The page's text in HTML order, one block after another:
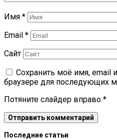
Имя *
Email *
Сайт
Сохранить моё имя, email
браузере для последующих
Потяните слайдер вправо *
Последние статьи